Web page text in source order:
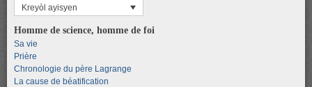
Kreyòl ayisyen
Homme de science, homme de foi
Sa vie
Prière
Chronologie du père Lagrange
La cause de béatification